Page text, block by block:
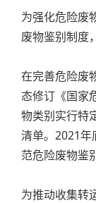
为强化危险废
废物鉴别制度
在完善危险废
态修订《国家
物类别实行特
清单。2021年
范危险废物鉴
为推动收集转